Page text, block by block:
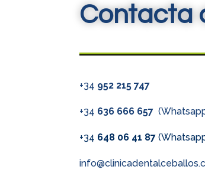
Contacta
+34 952 215 747
+34 636 666 657
+34 648 06 41 87